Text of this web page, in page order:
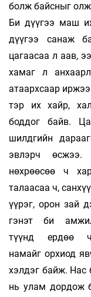
болж байсныг
Би дүүгээ маш
дүүгээ санаж
цагаасаа л аав,
хамаг л
атаархсаар
тэр их хайр,
боддог байв.
шилдгийн
эвлэрч өсжээ.
нөхрөөсөө ч
талаасаа ч,
үүрэг, орон зай
гэнэт би
түүнд ердөө
намайг орхиод
хэлдэг байж. Нас
нь улам дордож